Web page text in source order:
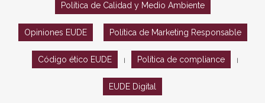
Política de Calidad y Medio Ambiente
Opiniones EUDE Política de Marketing Responsable
Código ético EUDE Política de compliance
EUDE Digital